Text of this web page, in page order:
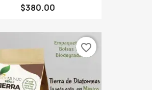
$380.00
favorite_border